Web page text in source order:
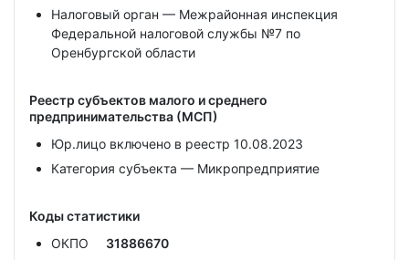
Налоговый орган — Межрайонная инспекция
Федеральной налоговой службы №7 по
Оренбургской области
Реестр субъектов малого и среднего
предпринимательства (МСП)
Юр.лицо включено в реестр 10.08.2023
Категория субъекта — Микропредприятие
Коды статистики
ОКПО
31886670